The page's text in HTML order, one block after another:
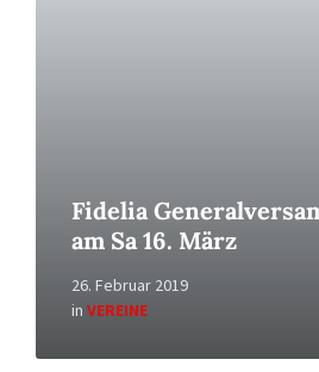
Fidelia
am Sa 16. März
26. Februar 2019
in VEREINE